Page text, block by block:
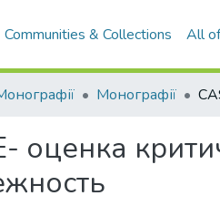
Communities & Collections All
Монографії
оценка